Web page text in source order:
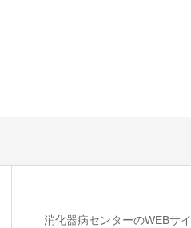
消化器病センターのWEBサ